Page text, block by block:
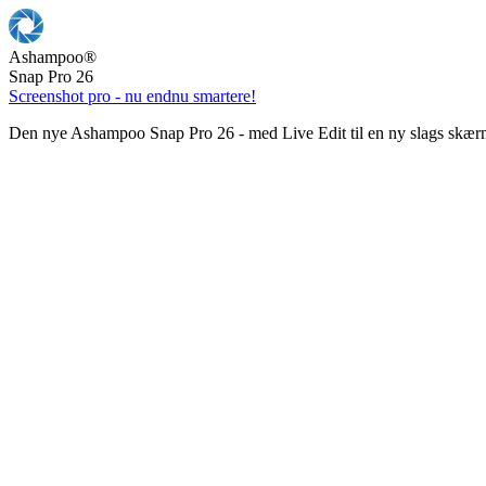
Ashampoo®
Snap Pro 26
Screenshot pro - nu endnu smartere!
Den nye Ashampoo Snap Pro 26 - med Live Edit til en ny slags